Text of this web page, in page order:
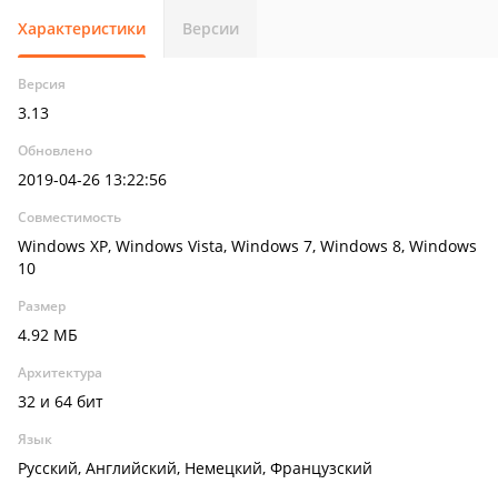
Характеристики Версии
Версия
3.13
Обновлено
2019-04-26 13:22:56
Совместимость
Windows XP, Windows Vista, Windows 7, Windows 8, Windows
10
Размер
4.92 МБ
Архитектура
32 и 64 бит
Язык
Русский, Английский, Немецкий, Французский